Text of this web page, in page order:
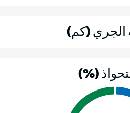
الجري (كم)
(%)